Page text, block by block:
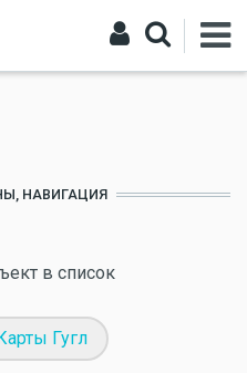
НАВИГАЦИЯ
в список
Гугл